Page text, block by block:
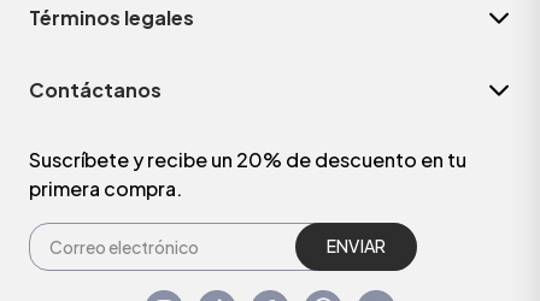
Términos legales
Contáctanos
Suscríbete y recibe un 20% de descuento en tu
primera compra.
ENVIAR